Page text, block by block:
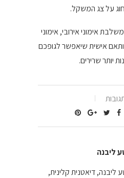
על צג המשקל.
אימוני אירובי, אימוני
אישית שיאפשר לגופכם
יותר שרירים.
ליבנה
ליבנה, דיאטנית קלינית,